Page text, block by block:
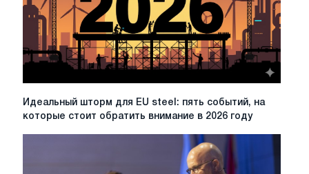
стандартов
производства
стали
с
низким
Идеальный
Идеальный шторм для EU steel: пять событий, на
которые стоит обратить внимание в 2026 году